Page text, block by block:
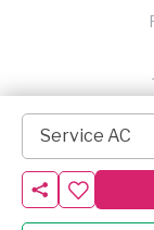
Service AC